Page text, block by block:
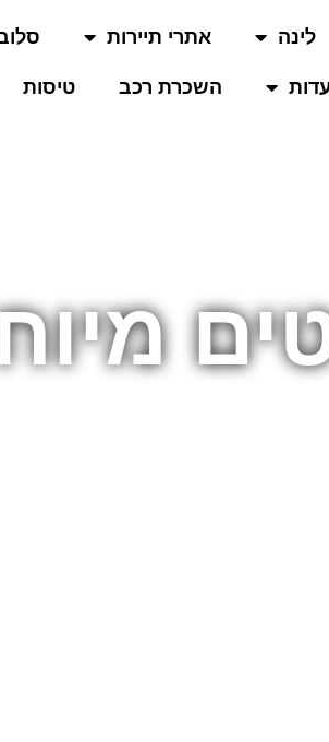
לינה אתרי תיירות
השכרת רכב טיסות